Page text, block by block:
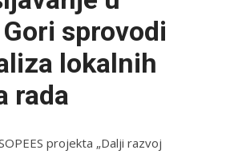
sprovodi
lokalnih
rada
projekta „Dalji razvoj